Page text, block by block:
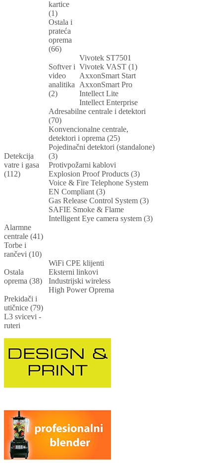
kartice
(1)
Ostala i
prateća
oprema
(66)
Softver i
video
analitika
(2)
Vivotek ST7501
Vivotek VAST (1)
AxxonSmart Start
AxxonSmart Pro
Intellect Lite
Intellect Enterprise
Detekcija
vatre i gasa
(112)
Adresabilne centrale i detektori
(70)
Konvencionalne centrale,
detektori i oprema (25)
Pojedinačni detektori (standalone)
(3)
Protivpožarni kablovi
Explosion Proof Products (3)
Voice & Fire Telephone System
EN Compliant (3)
Gas Release Control System (3)
SAFIE Smoke & Flame
Intelligent Eye camera system (3)
Alarmne
centrale (41)
Torbe i
rančevi (10)
Ostala
oprema (38)
WiFi CPE klijenti
Eksterni linkovi
Industrijski wireless
High Power Oprema
Prekidači i
utičnice (79)
L3 svicevi -
ruteri